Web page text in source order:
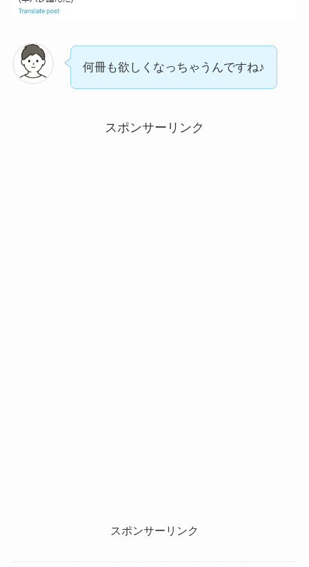
何冊も欲しくなっちゃうんですね♪
スポンサーリンク
スポンサーリンク